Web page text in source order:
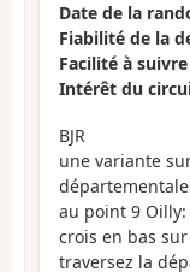
Date de la
Fiabilité de la
Facilité à
Intérêt du
BJR
une variante
au point 9
crois en bas
traversez la